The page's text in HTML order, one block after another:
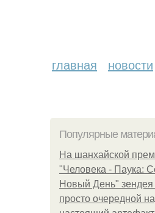
главная новости
Популярные
На шанхайской
"Человека - Паука:
Новый День"
просто очередной